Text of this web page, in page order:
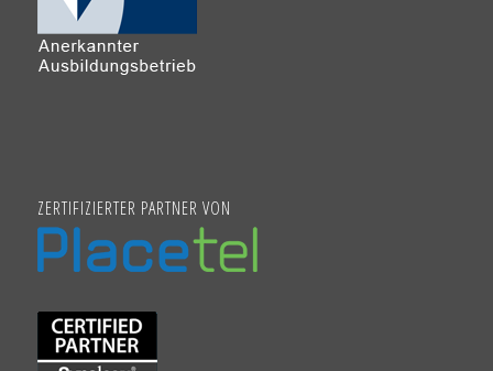
ZERTIFIZIERTER PARTNER VON